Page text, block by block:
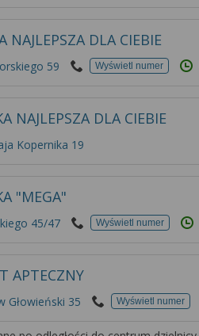
NAJLEPSZA DLA CIEBIE
59 Wyświetl numer
NAJLEPSZA DLA CIEBIE
Kopernika 19
"MEGA"
45/47 Wyświetl numer
APTECZNY
Głowieński 35 Wyświetl numer